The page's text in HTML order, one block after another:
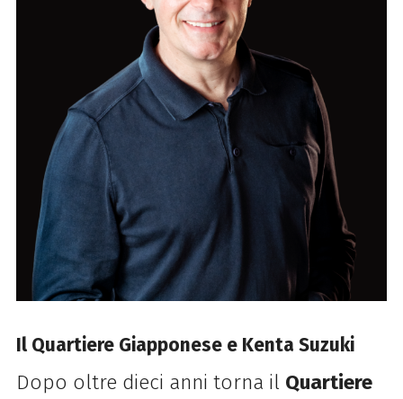
Il Quartiere Giapponese e Kenta Suzuki
Dopo oltre dieci anni torna il Quartiere